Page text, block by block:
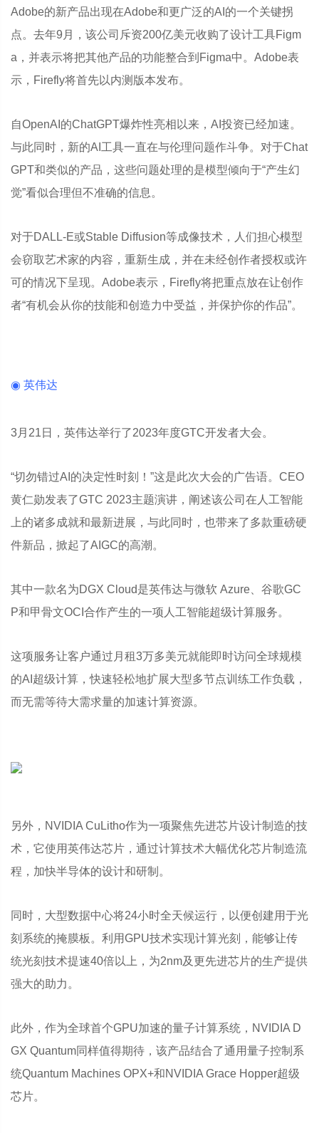
Adobe的新产品出现在Adobe和更广泛的AI的一个关键拐
点。去年9月，该公司斥资200亿美元收购了设计工具Figm
a，并表示将把其他产品的功能整合到Figma中。Adobe表
示，Firefly将首先以内测版本发布。
自OpenAI的ChatGPT爆炸性亮相以来，AI投资已经加速。
与此同时，新的AI工具一直在与伦理问题作斗争。对于Chat
GPT和类似的产品，这些问题处理的是模型倾向于“产生幻
觉”看似合理但不准确的信息。
对于DALL-E或Stable Diffusion等成像技术，人们担心模型
会窃取艺术家的内容，重新生成，并在未经创作者授权或许
可的情况下呈现。Adobe表示，Firefly将把重点放在让创作
者“有机会从你的技能和创造力中受益，并保护你的作品”。
◉ 英伟达
3月21日，英伟达举行了2023年度GTC开发者大会。
“切勿错过AI的决定性时刻！”这是此次大会的广告语。CEO
黄仁勋发表了GTC 2023主题演讲，阐述该公司在人工智能
上的诸多成就和最新进展，与此同时，也带来了多款重磅硬
件新品，掀起了AIGC的高潮。
其中一款名为DGX Cloud是英伟达与微软 Azure、谷歌GC
P和甲骨文OCI合作产生的一项人工智能超级计算服务。
这项服务让客户通过月租3万多美元就能即时访问全球规模
的AI超级计算，快速轻松地扩展大型多节点训练工作负载，
而无需等待大需求量的加速计算资源。
另外，NVIDIA CuLitho作为一项聚焦先进芯片设计制造的技
术，它使用英伟达芯片，通过计算技术大幅优化芯片制造流
程，加快半导体的设计和研制。
同时，大型数据中心将24小时全天候运行，以便创建用于光
刻系统的掩膜板。利用GPU技术实现计算光刻，能够让传
统光刻技术提速40倍以上，为2nm及更先进芯片的生产提供
强大的助力。
此外，作为全球首个GPU加速的量子计算系统，NVIDIA D
GX Quantum同样值得期待，该产品结合了通用量子控制系
统Quantum Machines OPX+和NVIDIA Grace Hopper超级
芯片。